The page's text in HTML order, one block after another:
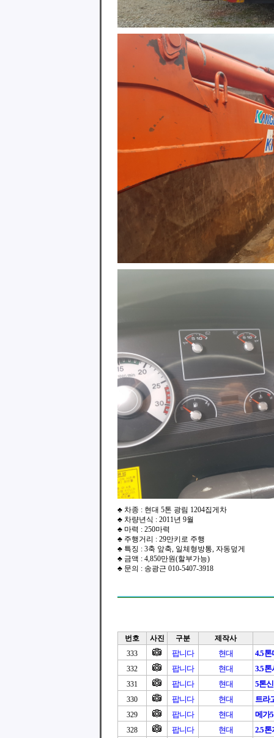
♣ 차종 : 현대 5톤 광림 1204집게차
♣ 차량년식 : 2011년 9월
♣ 마력 : 250마력
♣ 주행거리 : 29만키로 주행
♣ 특징 : 3축 앞축, 일체형방통, 자동덮게
♣ 금액 : 4,850만원(할부가능)
♣ 문의 : 송광근 010-5407-3918
번호 사진 구분
제작사
333
팝니다 현대 4.5
332 팝니다 현대 3.5톤
331 팝니다 현대 5톤
330 팝니다 현대 트라
329 팝니다 현대 메가
328 팝니다 현대 2.5톤